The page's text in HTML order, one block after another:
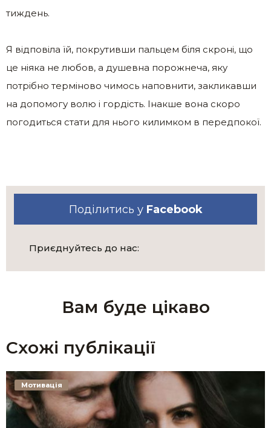
тиждень.
Я відповіла їй, покрутивши пальцем біля скроні, що
це ніяка не любов, а душевна порожнеча, яку
потрібно терміново чимось наповнити, закликавши
на допомогу волю і гордість. Інакше вона скоро
погодиться стати для нього килимком в передпокої.
Поділитись у Facebook
Приєднуйтесь до нас:
Вам буде цікаво
Схожі публікації
Мотивація